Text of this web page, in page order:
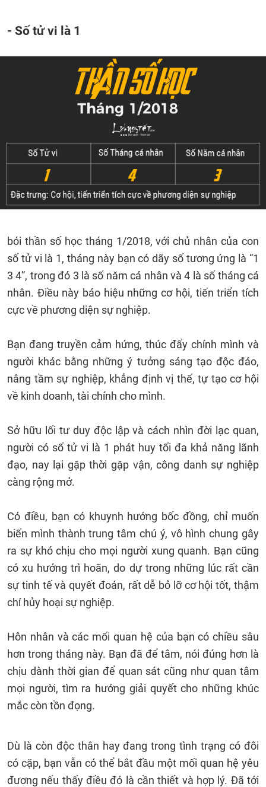
- Số tử vi là 1
bói thần số học tháng 1/2018, với chủ nhân của con
số tử vi là 1, tháng này bạn có dãy số tương ứng là “1
3 4”, trong đó 3 là số năm cá nhân và 4 là số tháng cá
nhân. Điều này báo hiệu những cơ hội, tiến triển tích
cực về phương diện sự nghiệp.
Bạn đang truyền cảm hứng, thúc đẩy chính mình và
người khác bằng những ý tưởng sáng tạo độc đáo,
nâng tầm sự nghiệp, khẳng định vị thế, tự tạo cơ hội
về kinh doanh, tài chính cho mình.
Sở hữu lối tư duy độc lập và cách nhìn đời lạc quan,
người có số tử vi là 1 phát huy tối đa khả năng lãnh
đạo, nay lại gặp thời gặp vận, công danh sự nghiệp
càng rộng mở.
Có điều, bạn có khuynh hướng bốc đồng, chỉ muốn
biến mình thành trung tâm chú ý, vô hình chung gây
ra sự khó chịu cho mọi người xung quanh. Bạn cũng
có xu hướng trì hoãn, do dự trong những lúc rất cần
sự tinh tế và quyết đoán, rất dễ bỏ lỡ cơ hội tốt, thậm
chí hủy hoại sự nghiệp.
Hôn nhân và các mối quan hệ của bạn có chiều sâu
hơn trong tháng này. Bạn đã để tâm, nói đúng hơn là
chịu dành thời gian để quan sát cũng như quan tâm
mọi người, tìm ra hướng giải quyết cho những khúc
mắc còn tồn đọng.
Dù là còn độc thân hay đang trong tình trạng có đôi
có cặp, bạn vẫn có thể bắt đầu một mối quan hệ yêu
đương nếu thấy điều đó là cần thiết và hợp lý. Đã tới